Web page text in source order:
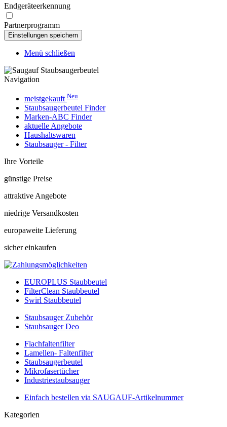
Endgeräteerkennung
Partnerprogramm
Menü schließen
Navigation
meistgekauft Neu
Staubsaugerbeutel Finder
Marken-ABC Finder
aktuelle Angebote
Haushaltswaren
Staubsauger - Filter
Ihre Vorteile
günstige Preise
attraktive Angebote
niedrige Versandkosten
europaweite Lieferung
sicher einkaufen
EUROPLUS Staubbeutel
FilterClean Staubbeutel
Swirl Staubbeutel
Staubsauger Zubehör
Staubsauger Deo
Flachfaltenfilter
Lamellen- Faltenfilter
Staubsaugerbeutel
Mikrofasertücher
Industriestaubsauger
Einfach bestellen via SAUGAUF-Artikelnummer
Kategorien